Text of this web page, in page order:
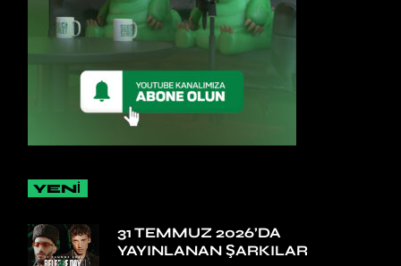
YENİ
31 TEMMUZ 2026’DA
YAYINLANAN ŞARKILAR